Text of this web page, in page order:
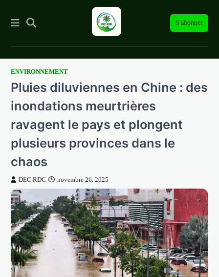
S'abonner
SkipENVIRONNEMENT
Pluies diluviennes en Chine : des
inondations meurtrières
ravagent le pays et plongent
plusieurs provinces dans le
chaos
DEC RDC novembre 26, 2025